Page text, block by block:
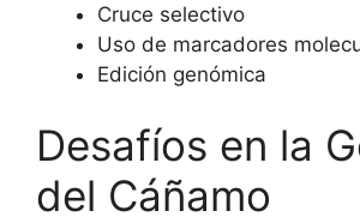
Cruce selectivo
Uso de marcadores
Edición genómica
Desafíos en la
del Cáñamo